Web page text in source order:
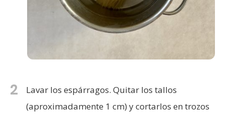
2
Lavar los espárragos. Quitar los tallos
(aproximadamente 1 cm) y cortarlos en trozos